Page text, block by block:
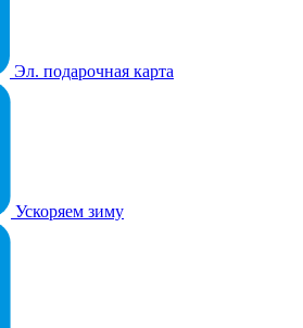
Эл. подарочная карта
Ускоряем зиму